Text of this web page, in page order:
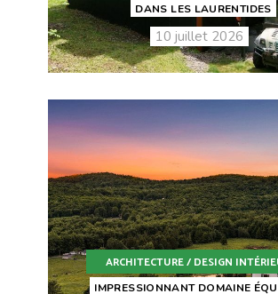
DANS LES LAURENTIDES
10 juillet 2026
ARCHITECTURE / DESIGN
IMPRESSIONNANT DOMAINE